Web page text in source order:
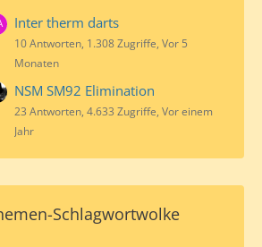
Inter therm darts
10 Antworten, 1.308 Zugriffe, Vor 5
Monaten
NSM SM92 Elimination
23 Antworten, 4.633 Zugriffe, Vor einem
Jahr
Schlagwortwolke